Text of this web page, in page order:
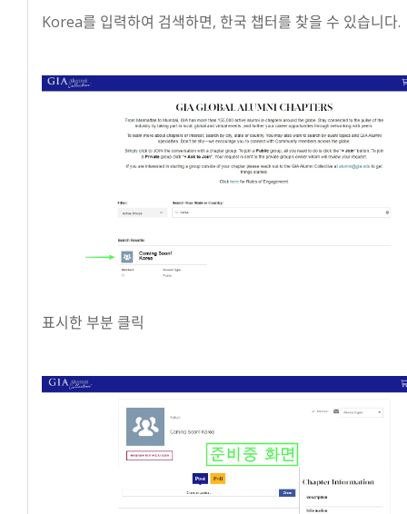
Korea를 입력하여 검색하면, 한국 챕터를 찾을 수 있습니다.
표시한 부분 클릭